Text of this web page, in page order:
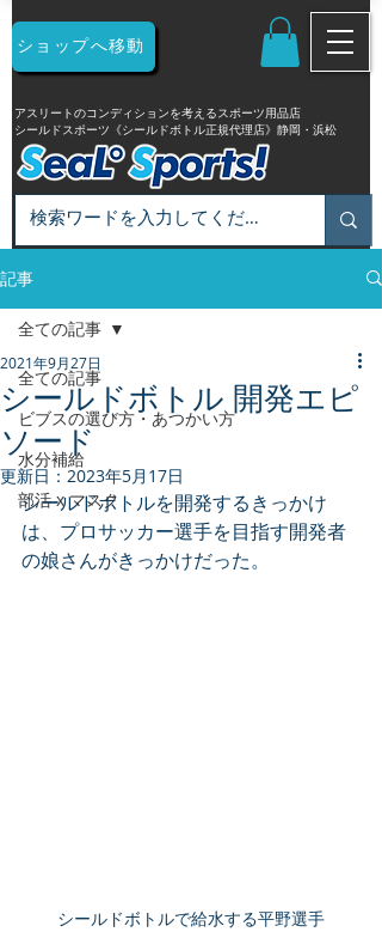
アスリートのコンディションを考えるスポーツ用品店
シールドスポーツ《シールドボトル正規代理店》静岡・浜松
ショップへ移動
記事
全ての記事
ビブスの選び方・あつかい方
水分補給
部活 x マスク
全ての記事
シールドボトル 開発エピ
ソード
2021年9月27日
更新日：2023年5月17日
シールドボトルを開発するきっかけ
は、プロサッカー選手を目指す開発者
の娘さんがきっかけだった。
シールドボトルで給水する平野選手